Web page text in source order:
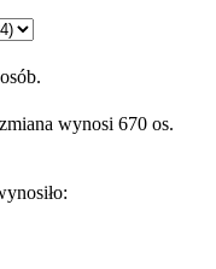
wynosi 670 os.